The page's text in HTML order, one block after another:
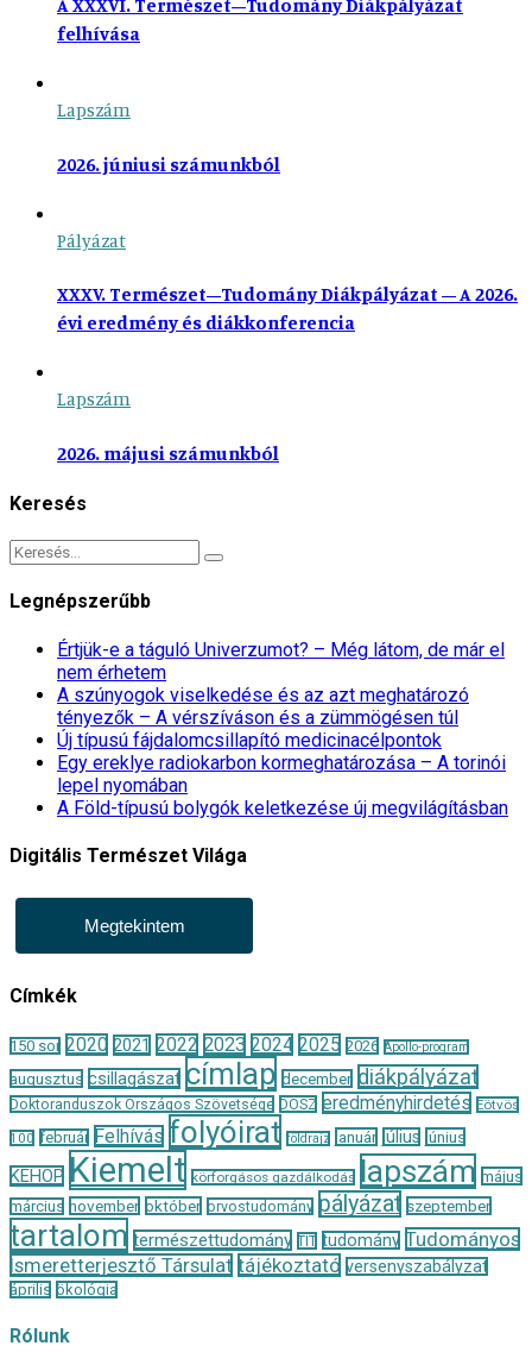
A XXXVI. Természet–Tudomány Diákpályázat
felhívása
Lapszám
2026. júniusi számunkból
Pályázat
XXXV. Természet–Tudomány Diákpályázat – A 2026.
évi eredmény és diákkonferencia
Lapszám
2026. májusi számunkból
Keresés
Legnépszerűbb
Értjük-e a táguló Univerzumot? – Még látom, de már el
nem érhetem
A szúnyogok viselkedése és az azt meghatározó
tényezők – A vérszíváson és a zümmögésen túl
Új típusú fájdalomcsillapító medicinacélpontok
Egy ereklye radiokarbon kormeghatározása – A torinói
lepel nyomában
A Föld-típusú bolygók keletkezése új megvilágításban
Digitális Természet Világa
Megtekintem
Címkék
150 sor 2020 2021 2022 2023 2024 2025 2026 Apollo-program
augusztus csillagászat címlap december diákpályázat
Doktoranduszok Országos Szövetsége DOSZ eredményhirdetés Eötvös
100 február Felhívás folyóirat földrajz január július június
KEHOP Kiemelt körforgásos gazdálkodás lapszám május
március november október orvostudomány pályázat szeptember
tartalom természettudomány TIT tudomány Tudományos
Ismeretterjesztő Társulat tájékoztató versenyszabályzat
április ökológia
Rólunk